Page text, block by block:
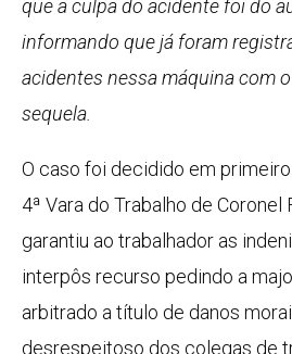
que a culpa do acidente foi do
informando que já foram
acidentes nessa máquina com
sequela.
O caso foi decidido em
4ª Vara do Trabalho de Coronel
garantiu ao trabalhador as
interpôs recurso pedindo a
arbitrado a título de danos
desrespeitoso dos colegas de